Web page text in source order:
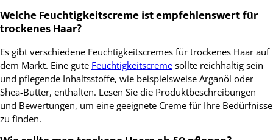
Welche Feuchtigkeitscreme ist empfehlenswert für
trockenes Haar?
Es gibt verschiedene Feuchtigkeitscremes für trockenes Haar auf
dem Markt. Eine gute Feuchtigkeitscreme sollte reichhaltig sein
und pflegende Inhaltsstoffe, wie beispielsweise Arganöl oder
Shea-Butter, enthalten. Lesen Sie die Produktbeschreibungen
und Bewertungen, um eine geeignete Creme für Ihre Bedürfnisse
zu finden.